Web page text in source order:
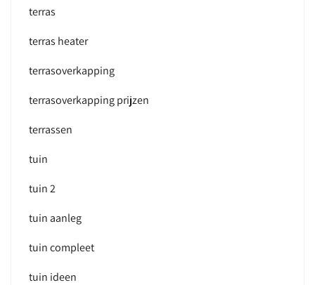
terras
terras heater
terrasoverkapping
terrasoverkapping prijzen
terrassen
tuin
tuin 2
tuin aanleg
tuin compleet
tuin ideen